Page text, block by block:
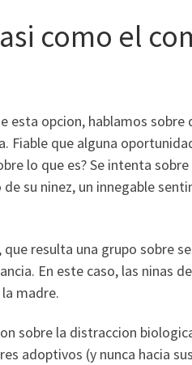
como el
esta opcion, hablamos
Fiable que alguna
lo que es? Se intenta
su ninez, un innegable
resulta una grupo sobre
En este caso, las ninas
madre.
sobre la distraccion
adoptivos (y nunca hacia